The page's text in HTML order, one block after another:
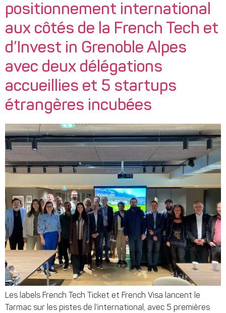
positionnement international
aux côtés de la French Tech et
d’Invest in Grenoble Alpes
avec deux délégations
accueillies et 5 startups
étrangères incubées
Les labels French Tech Ticket et French Visa lancent le
Tarmac sur les pistes de l’international, avec 5 premières